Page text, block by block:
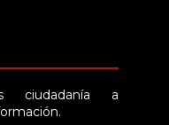
ciudadanía a